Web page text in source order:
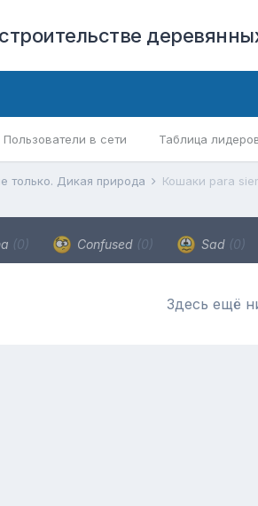
Пользователи в сети Таблица
только. Дикая природа Кошаки para
(0) Confused (0) Sad (0)
Здесь ещё